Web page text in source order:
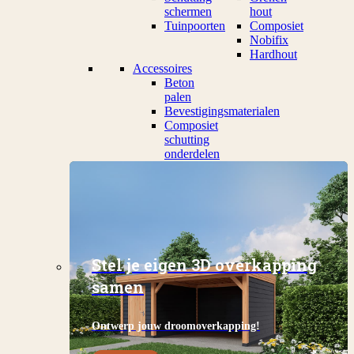
schermen
Tuinpoorten
hout
Composiet
Nobifix
Hardhout
Accessoires
Beton
palen
Bevestigingsmaterialen
Composiet
schutting
onderdelen
Stel je eigen 3D overkapping
samen
Ontwerp jouw droomoverkapping!